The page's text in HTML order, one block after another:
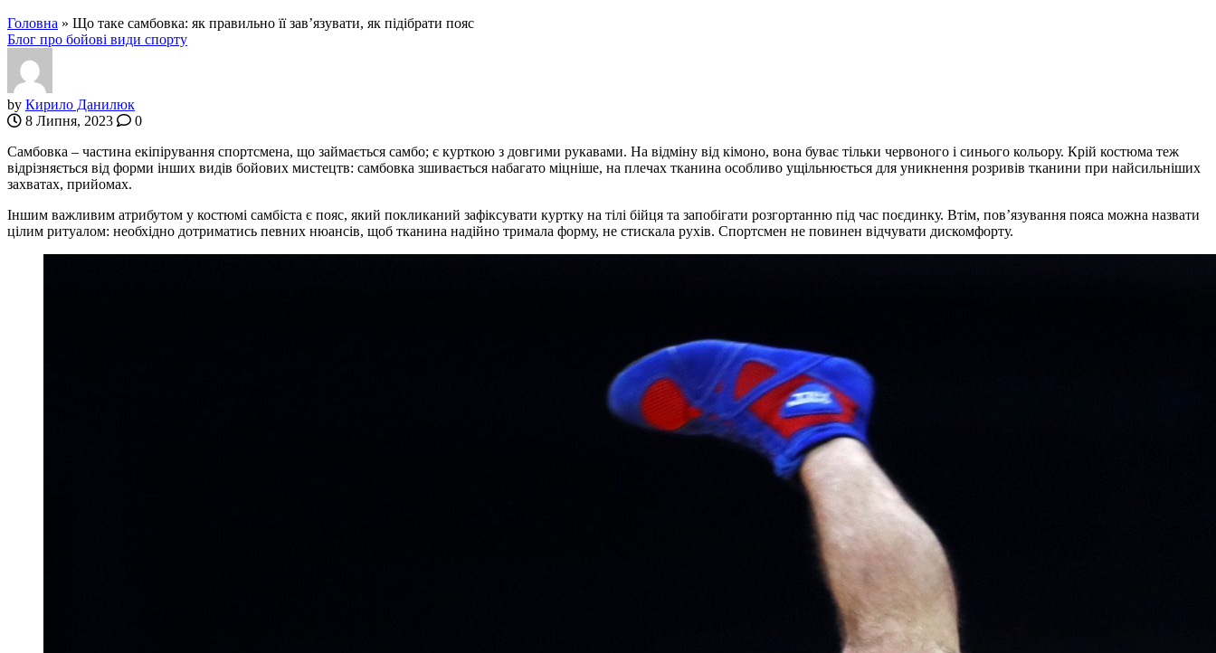
Головна » Що таке самбовка: як правильно її зав’язувати, як підібрати пояс
Блог про бойові види спорту
by Кирило Данилюк
8 Липня, 2023
0
Самбовка – частина екіпірування спортсмена, що займається самбо; є курткою з довгими рукавами. На відміну від кімоно, вона буває тільки червоного і синього кольору. Крій костюма теж
відрізняється від форми інших видів бойових мистецтв: самбовка зшивається набагато міцніше, на плечах тканина особливо ущільнюється для уникнення розривів тканини при найсильніших
захватах, прийомах.
Іншим важливим атрибутом у костюмі самбіста є пояс, який покликаний зафіксувати куртку на тілі бійця та запобігати розгортанню під час поєдинку. Втім, пов’язування пояса можна назвати
цілим ритуалом: необхідно дотриматись певних нюансів, щоб тканина надійно тримала форму, не стискала рухів. Спортсмен не повинен відчувати дискомфорту.